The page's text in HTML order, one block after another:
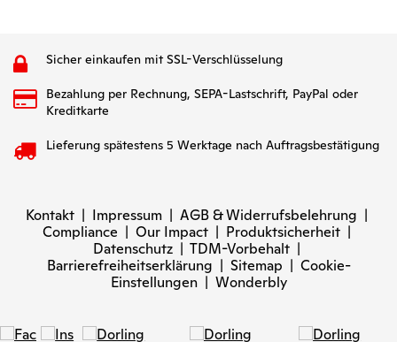
Sicher einkaufen mit SSL-Verschlüsselung
Bezahlung per Rechnung, SEPA-Lastschrift, PayPal oder
Kreditkarte
Lieferung spätestens 5 Werktage nach Auftragsbestätigung
Kontakt | Impressum | AGB & Widerrufsbelehrung |
Compliance | Our Impact | Produktsicherheit |
Datenschutz | TDM-Vorbehalt |
Barrierefreiheitserklärung | Sitemap | Cookie-
Einstellungen| Wonderbly